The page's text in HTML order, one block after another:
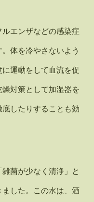
エンザなどの感染症
体を冷やさないよう
運動をして血流を促
対策として加湿器を
したりすることも効
菌が少なく清浄」と
した。この水は、酒